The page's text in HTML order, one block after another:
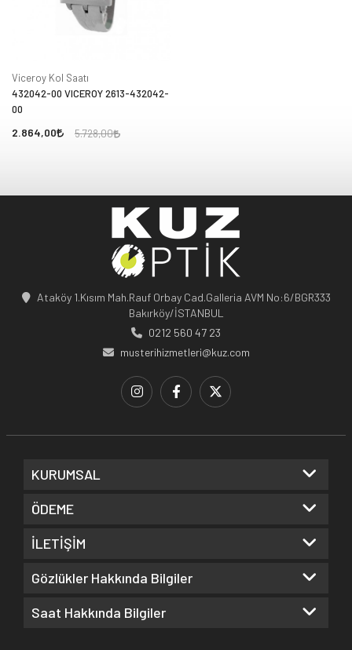
Viceroy Kol Saatı
432042-00 VICEROY 2613-432042-
00
2.864,00 5.728,00
Ataköy 1.Kısım Mah.Rauf Orbay Cad.Galleria AVM No:6/BGR333
Bakırköy/İSTANBUL
0212 560 47 23
musterihizmetleri@kuz.com
KURUMSAL
ÖDEME
İLETİŞİM
Gözlükler Hakkında Bilgiler
Saat Hakkında Bilgiler